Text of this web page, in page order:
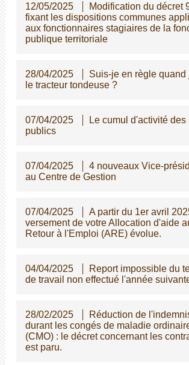
12/05/2025
Modification du décret
fixant les dispositions communes
aux fonctionnaires stagiaires de la
publique territoriale
28/04/2025
Suis-je en règle quand
le tracteur tondeuse ?
07/04/2025
Le cumul d'activité des
publics
07/04/2025
4 nouveaux Vice-
au Centre de Gestion
07/04/2025
A partir du 1er avril
versement de votre Allocation d'aide
Retour à l'Emploi (ARE) évolue.
04/04/2025
Report impossible du
de travail non effectué l'année
28/02/2025
Réduction de
durant les congés de maladie
(CMO) : le décret concernant les
est paru.